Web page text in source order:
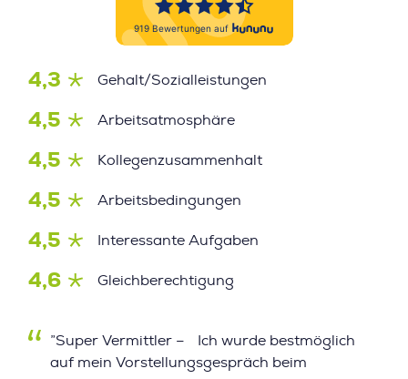
4,3 Gehalt/Sozialleistungen
4,5 Arbeitsatmosphäre
4,5 Kollegenzusammenhalt
4,5 Arbeitsbedingungen
4,5 Interessante Aufgaben
4,6 Gleichberechtigung
”Super Vermittler – Ich wurde bestmöglich
auf mein Vorstellungsgespräch beim